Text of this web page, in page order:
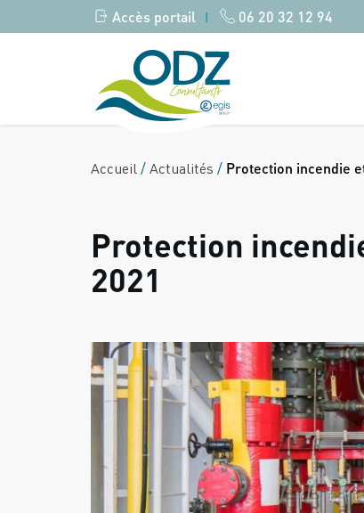
Accès portail | 06 20 32 12 94
Accueil /Actualités / Protection incendie
Protection
2021